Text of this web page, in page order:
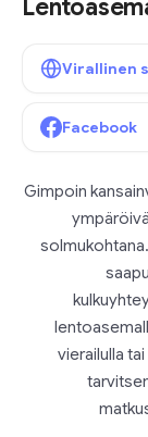
Virallinen
Facebook
Gimpoin
vierailulla